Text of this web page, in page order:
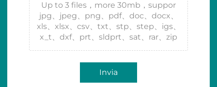
Up to 3 files，more 30mb，suppor
jpg、jpeg、png、pdf、doc、docx、
xls、xlsx、csv、txt、stp、step、igs、
x_t、dxf、prt、sldprt、sat、rar、zip
Invia